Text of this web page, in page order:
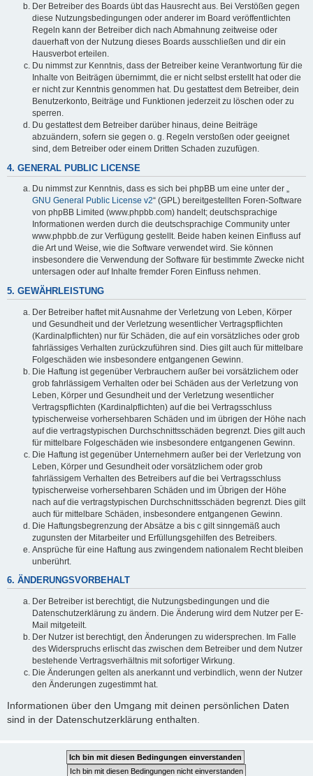
Der Betreiber des Boards übt das Hausrecht aus. Bei Verstößen gegen
diese Nutzungsbedingungen oder anderer im Board veröffentlichten
Regeln kann der Betreiber dich nach Abmahnung zeitweise oder
dauerhaft von der Nutzung dieses Boards ausschließen und dir ein
Hausverbot erteilen.
Du nimmst zur Kenntnis, dass der Betreiber keine Verantwortung für die
Inhalte von Beiträgen übernimmt, die er nicht selbst erstellt hat oder die
er nicht zur Kenntnis genommen hat. Du gestattest dem Betreiber, dein
Benutzerkonto, Beiträge und Funktionen jederzeit zu löschen oder zu
sperren.
Du gestattest dem Betreiber darüber hinaus, deine Beiträge
abzuändern, sofern sie gegen o. g. Regeln verstoßen oder geeignet
sind, dem Betreiber oder einem Dritten Schaden zuzufügen.
4. GENERAL PUBLIC LICENSE
Du nimmst zur Kenntnis, dass es sich bei phpBB um eine unter der „
GNU General Public License v2“ (GPL) bereitgestellten Foren-Software
von phpBB Limited (www.phpbb.com) handelt; deutschsprachige
Informationen werden durch die deutschsprachige Community unter
www.phpbb.de zur Verfügung gestellt. Beide haben keinen Einfluss auf
die Art und Weise, wie die Software verwendet wird. Sie können
insbesondere die Verwendung der Software für bestimmte Zwecke nicht
untersagen oder auf Inhalte fremder Foren Einfluss nehmen.
5. GEWÄHRLEISTUNG
Der Betreiber haftet mit Ausnahme der Verletzung von Leben, Körper
und Gesundheit und der Verletzung wesentlicher Vertragspflichten
(Kardinalpflichten) nur für Schäden, die auf ein vorsätzliches oder grob
fahrlässiges Verhalten zurückzuführen sind. Dies gilt auch für mittelbare
Folgeschäden wie insbesondere entgangenen Gewinn.
Die Haftung ist gegenüber Verbrauchern außer bei vorsätzlichem oder
grob fahrlässigem Verhalten oder bei Schäden aus der Verletzung von
Leben, Körper und Gesundheit und der Verletzung wesentlicher
Vertragspflichten (Kardinalpflichten) auf die bei Vertragsschluss
typischerweise vorhersehbaren Schäden und im übrigen der Höhe nach
auf die vertragstypischen Durchschnittsschäden begrenzt. Dies gilt auch
für mittelbare Folgeschäden wie insbesondere entgangenen Gewinn.
Die Haftung ist gegenüber Unternehmern außer bei der Verletzung von
Leben, Körper und Gesundheit oder vorsätzlichem oder grob
fahrlässigem Verhalten des Betreibers auf die bei Vertragsschluss
typischerweise vorhersehbaren Schäden und im Übrigen der Höhe
nach auf die vertragstypischen Durchschnittsschäden begrenzt. Dies gilt
auch für mittelbare Schäden, insbesondere entgangenen Gewinn.
Die Haftungsbegrenzung der Absätze a bis c gilt sinngemäß auch
zugunsten der Mitarbeiter und Erfüllungsgehilfen des Betreibers.
Ansprüche für eine Haftung aus zwingendem nationalem Recht bleiben
unberührt.
6. ÄNDERUNGSVORBEHALT
Der Betreiber ist berechtigt, die Nutzungsbedingungen und die
Datenschutzerklärung zu ändern. Die Änderung wird dem Nutzer per E-
Mail mitgeteilt.
Der Nutzer ist berechtigt, den Änderungen zu widersprechen. Im Falle
des Widerspruchs erlischt das zwischen dem Betreiber und dem Nutzer
bestehende Vertragsverhältnis mit sofortiger Wirkung.
Die Änderungen gelten als anerkannt und verbindlich, wenn der Nutzer
den Änderungen zugestimmt hat.
Informationen über den Umgang mit deinen persönlichen Daten
sind in der Datenschutzerklärung enthalten.